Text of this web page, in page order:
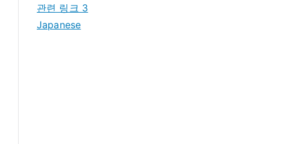
관련 링크 3
Japanese